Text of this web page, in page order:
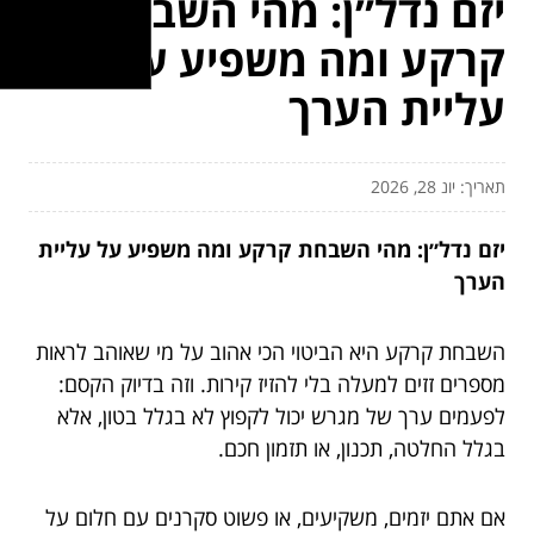
קרקע ומה משפיע על
עליית הערך
תאריך: יונ 28, 2026
יזם נדל״ן: מהי השבחת קרקע ומה משפיע על עליית
הערך
השבחת קרקע היא הביטוי הכי אהוב על מי שאוהב לראות
מספרים זזים למעלה בלי להזיז קירות. וזה בדיוק הקסם:
לפעמים ערך של מגרש יכול לקפוץ לא בגלל בטון, אלא
בגלל החלטה, תכנון, או תזמון חכם.
אם אתם יזמים, משקיעים, או פשוט סקרנים עם חלום על